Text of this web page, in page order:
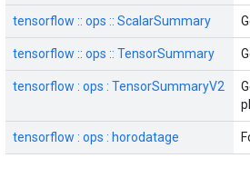
tensorflow :: ops :: ScalarSummary
tensorflow :: ops :: TensorSummary
tensorflow : ops : TensorSummaryV2
tensorflow : ops : horodatage